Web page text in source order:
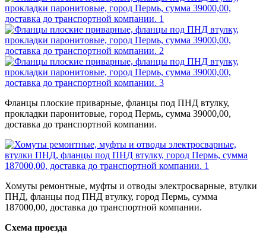
Фланцы плоские приварные, фланцы под ПНД втулку,
прокладки паронитовые, город Пермь, сумма 39000,00,
доставка до транспортной компании.
Хомуты ремонтные, муфты и отводы электросварные, втулки
ПНД, фланцы под ПНД втулку, город Пермь, сумма
187000,00, доставка до транспортной компании.
Схема проезда